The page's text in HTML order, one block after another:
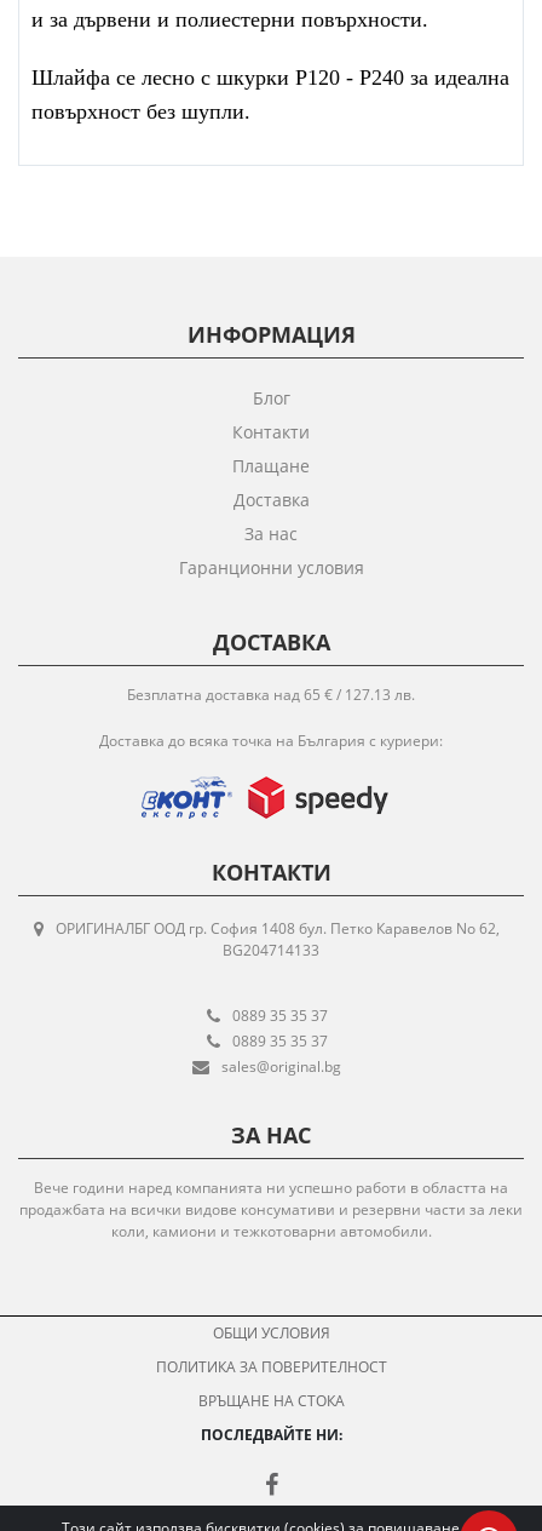
и за дървени и полиестерни повърхности.
Шлайфа се лесно с шкурки P120 - P240 за идеална
повърхност без шупли.
ИНФОРМАЦИЯ
Блог
Контакти
Плащане
Доставка
За нас
Гаранционни условия
ДОСТАВКА
Безплатна доставка над 65 € / 127.13 лв.
Доставка до всяка точка на България с куриери:
КОНТАКТИ
ОРИГИНАЛБГ ООД гр. София 1408 бул. Петко Каравелов No 62,
BG204714133
0889 35 35 37
0889 35 35 37
sales@original.bg
ЗА НАС
Вече години наред компанията ни успешно работи в областта на
продажбата на всички видове консумативи и резервни части за леки
коли, камиони и тежкотоварни автомобили.
ОБЩИ УСЛОВИЯ
ПОЛИТИКА ЗА ПОВЕРИТЕЛНОСТ
ВРЪЩАНЕ НА СТОКА
ПОСЛЕДВАЙТЕ НИ: